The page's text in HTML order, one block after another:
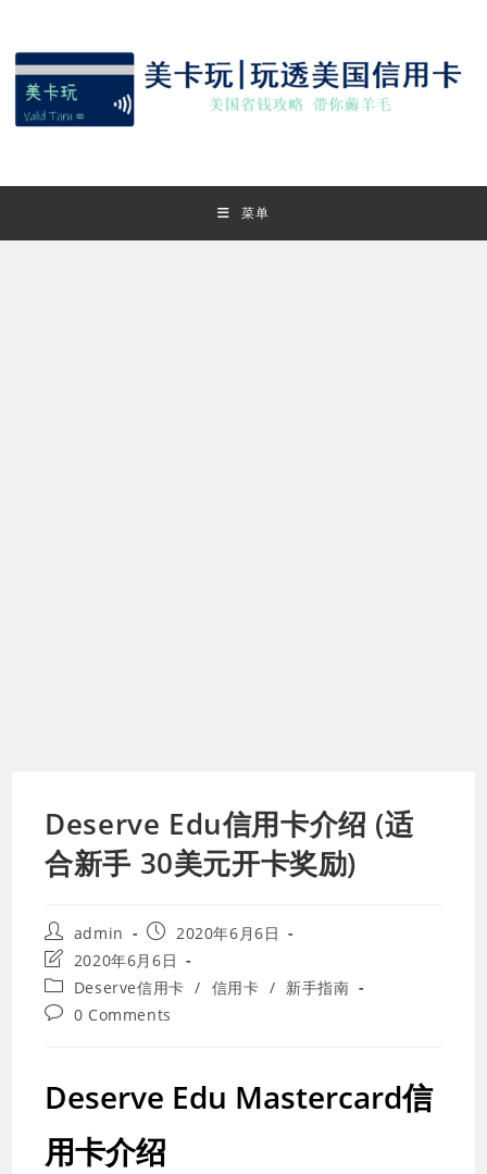
content
菜单
Deserve Edu信用卡介绍 (适
合新手 30美元开卡奖励)
Post
author:
admin
Post
published:
2020年6月6日
Post
last
modified:
2020年6月6日
Post
category:
Deserve信用卡 / 信用卡 / 新手指南
Post0 Comments
Deserve Edu Mastercard信
用卡介绍